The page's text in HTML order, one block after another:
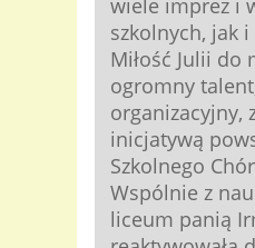
wiele imprez i
szkolnych, jak
Miłość Julii do
ogromny
organizacyjny,
inicjatywą
Szkolnego
Wspólnie z
liceum panią